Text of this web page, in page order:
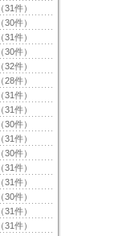
（31件）
（30件）
（31件）
（30件）
（32件）
（28件）
（31件）
（31件）
（30件）
（31件）
（30件）
（31件）
（31件）
（30件）
（31件）
（31件）